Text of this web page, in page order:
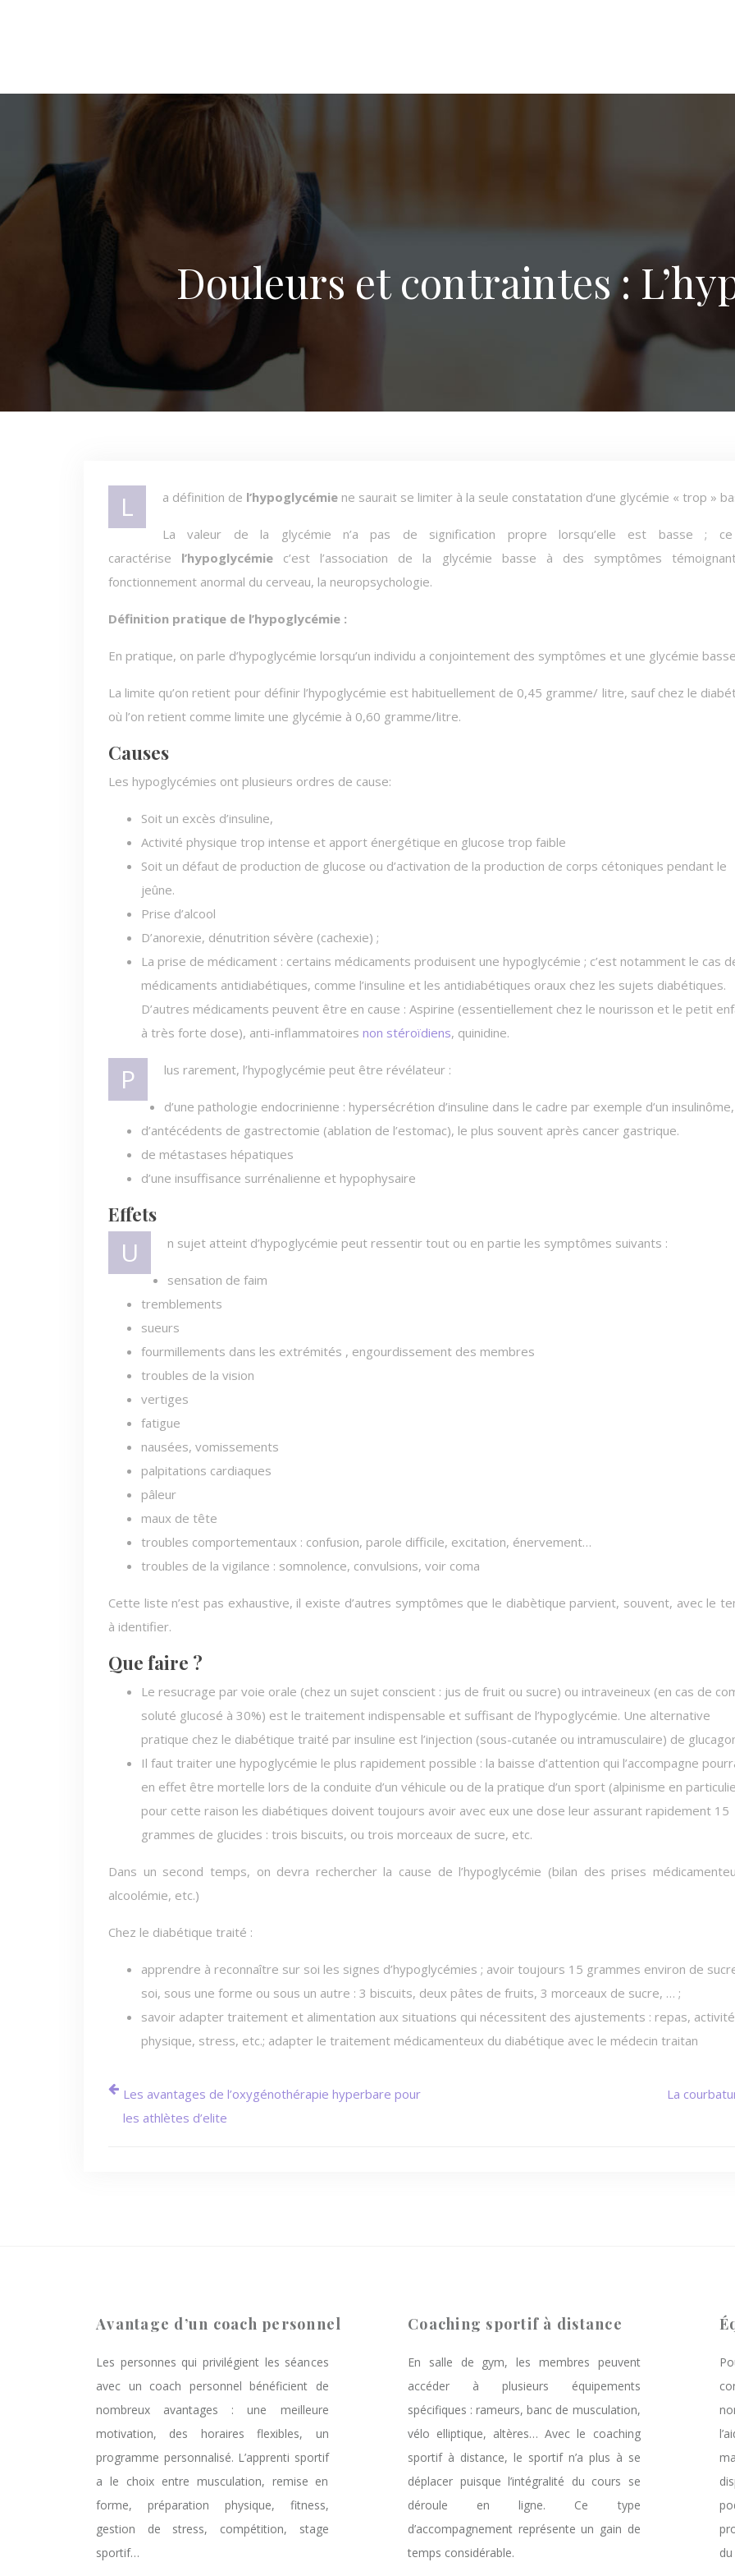
Douleurs et contraintes :
La définition de l’hypoglycémie ne saurait se limiter à la seule constatation d’une glycémie « trop »
La valeur de la glycémie n’a pas de signification propre lorsqu’elle est basse ;
caractérise l’hypoglycémie c’est l’association de la glycémie basse à des symptômes
fonctionnement anormal du cerveau, la neuropsychologie.
Définition pratique de l’hypoglycémie :
En pratique, on parle d’hypoglycémie lorsqu’un individu a conjointement des symptômes et une glycémie
La limite qu’on retient pour définir l’hypoglycémie est habituellement de 0,45 gramme/ litre, sauf chez le
où l’on retient comme limite une glycémie à 0,60 gramme/litre.
Causes
Les hypoglycémies ont plusieurs ordres de cause:
Soit un excès d’insuline,
Activité physique trop intense et apport énergétique en glucose trop faible
Soit un défaut de production de glucose ou d’activation de la production de corps cétoniques pendant le
jeûne.
Prise d’alcool
D’anorexie, dénutrition sévère (cachexie) ;
La prise de médicament : certains médicaments produisent une hypoglycémie ; c’est notamment le cas
médicaments antidiabétiques, comme l’insuline et les antidiabétiques oraux chez les sujets diabétiques.
D’autres médicaments peuvent être en cause : Aspirine (essentiellement chez le nourisson et le petit
à très forte dose), anti-inflammatoires non stéroïdiens, quinidine.
Plus rarement, l’hypoglycémie peut être révélateur :
d’une pathologie endocrinienne : hypersécrétion d’insuline dans le cadre par exemple d’un insulinôme,
d’antécédents de gastrectomie (ablation de l’estomac), le plus souvent après cancer gastrique.
de métastases hépatiques
d’une insuffisance surrénalienne et hypophysaire
Effets
Un sujet atteint d’hypoglycémie peut ressentir tout ou en partie les symptômes suivants :
sensation de faim
tremblements
sueurs
fourmillements dans les extrémités , engourdissement des membres
troubles de la vision
vertiges
fatigue
nausées, vomissements
palpitations cardiaques
pâleur
maux de tête
troubles comportementaux : confusion, parole difficile, excitation, énervement…
troubles de la vigilance : somnolence, convulsions, voir coma
Cette liste n’est pas exhaustive, il existe d’autres symptômes que le diabètique parvient, souvent, avec le
à identifier.
Que faire ?
Le resucrage par voie orale (chez un sujet conscient : jus de fruit ou sucre) ou intraveineux (en cas de
soluté glucosé à 30%) est le traitement indispensable et suffisant de l’hypoglycémie. Une alternative
pratique chez le diabétique traité par insuline est l’injection (sous-cutanée ou intramusculaire) de
Il faut traiter une hypoglycémie le plus rapidement possible : la baisse d’attention qui l’accompagne
en effet être mortelle lors de la conduite d’un véhicule ou de la pratique d’un sport (alpinisme en
pour cette raison les diabétiques doivent toujours avoir avec eux une dose leur assurant rapidement 15
grammes de glucides : trois biscuits, ou trois morceaux de sucre, etc.
Dans un second temps, on devra rechercher la cause de l’hypoglycémie (bilan des prises
alcoolémie, etc.)
Chez le diabétique traité :
apprendre à reconnaître sur soi les signes d’hypoglycémies ; avoir toujours 15 grammes environ de
soi, sous une forme ou sous un autre : 3 biscuits, deux pâtes de fruits, 3 morceaux de sucre, … ;
savoir adapter traitement et alimentation aux situations qui nécessitent des ajustements : repas, activité
physique, stress, etc.; adapter le traitement médicamenteux du diabétique avec le médecin traitan
Les avantages de l’oxygénothérapie hyperbare pour
les athlètes d’elite
La
Avantage d’un coach personnel
Les personnes qui privilégient les séances
avec un coach personnel bénéficient de
nombreux avantages : une meilleure
motivation, des horaires flexibles, un
programme personnalisé. L’apprenti sportif
a le choix entre musculation, remise en
forme, préparation physique, fitness,
gestion de stress, compétition, stage
sportif…
Coaching sportif à distance
En salle de gym, les membres peuvent
accéder à plusieurs équipements
spécifiques : rameurs, banc de musculation,
vélo elliptique, altères… Avec le coaching
sportif à distance, le sportif n’a plus à se
déplacer puisque l’intégralité du cours se
déroule en ligne. Ce type
d’accompagnement représente un gain de
temps considérable.